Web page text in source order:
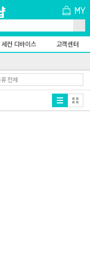
세컨 디바이스 고객센터